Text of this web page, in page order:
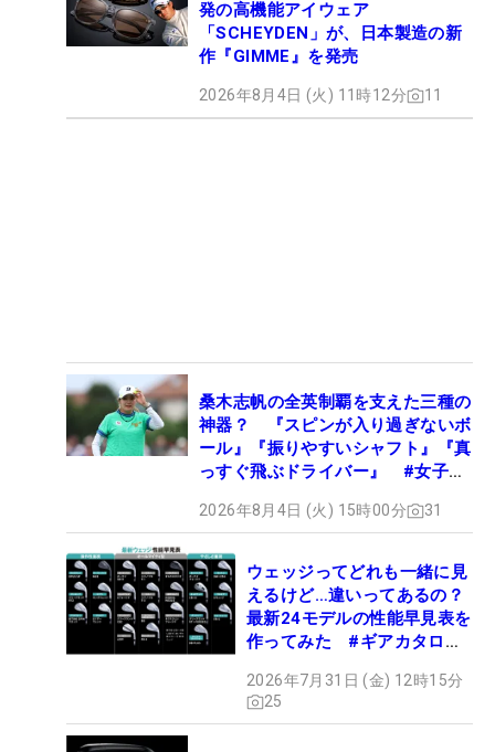
発の高機能アイウェア
「SCHEYDEN」が、日本製造の新
作『GIMME』を発売
2026年8月4日 (火) 11時12分 11
桑木志帆の全英制覇を支えた三種の
神器？ 『スピンが入り過ぎないボ
ール』『振りやすいシャフト』『真
っすぐ飛ぶドライバー』 #女子プ
2026年8月4日 (火) 15時00分 31
ウェッジってどれも一緒に見
えるけど…違いってあるの？
最新24モデルの性能早見表を
作ってみた #ギアカタログ
2026年7月31日 (金) 12時15分
25